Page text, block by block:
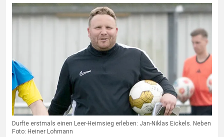
Durfte erstmals einen Leer-Heimsieg erleben: Jan-Niklas Eickels. Neben
Foto: Heiner Lohmann